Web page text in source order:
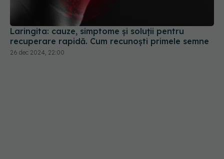
Laringita: cauze, simptome și soluții pentru
recuperare rapidă. Cum recunoști primele semne
26 dec 2024, 22:00